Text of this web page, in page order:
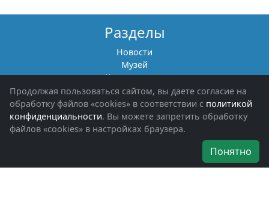
Разделы
Новости
Музей
Книги памяти
Фотоальбомы
Обращения граждан
Помощь участникам СВО и их семьям
Об организации
Наши награды
Продолжая пользоваться сайтом, вы даете согласие на
обработку файлов «cookies» в соответствии с политикой
конфиденциальности. Вы можете запретить обработку
файлов «cookies» в настройках браузера.
Понятно